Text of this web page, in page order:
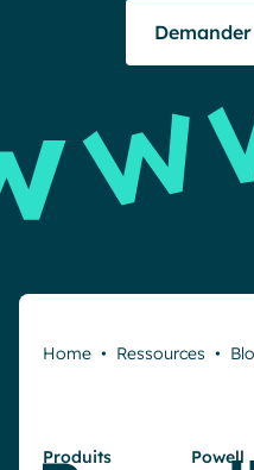
Home • Ressources •
Produits
Powell